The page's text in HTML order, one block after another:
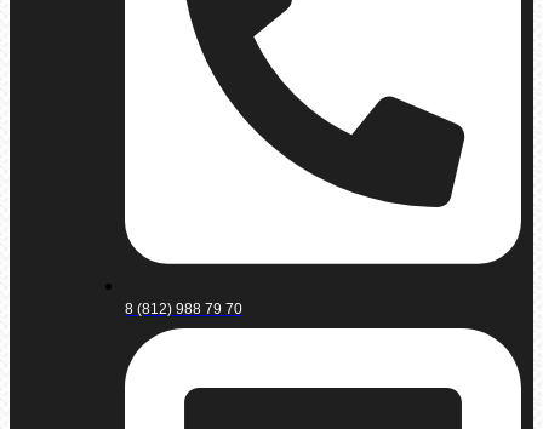
8 (812) 988 79 70